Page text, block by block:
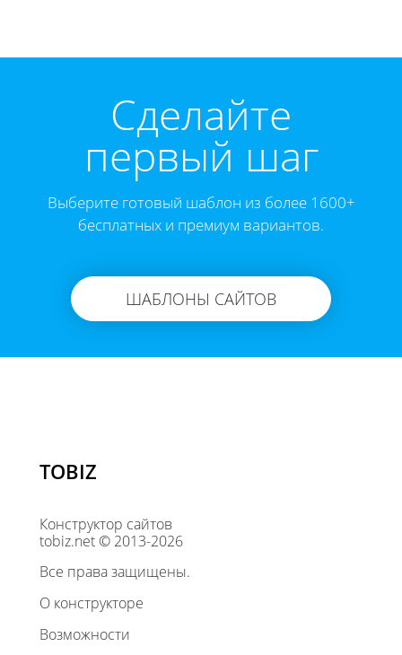
Cделайте
первый шаг
Выберите готовый шаблон из более 1600+
бесплатных и премиум вариантов.
ШАБЛОНЫ САЙТОВ
TOBIZ
Конструктор сайтов
tobiz.net © 2013-2026
Все права защищены.
О конструкторе
Возможности